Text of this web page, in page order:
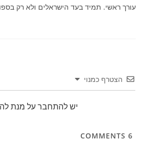
עורך ראשי. תמיד בעד הישראלים ולא רק
הצטרף כמנוי
יש להתחבר על מנת
6